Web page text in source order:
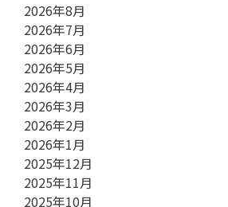
2026年8月
2026年7月
2026年6月
2026年5月
2026年4月
2026年3月
2026年2月
2026年1月
2025年12月
2025年11月
2025年10月